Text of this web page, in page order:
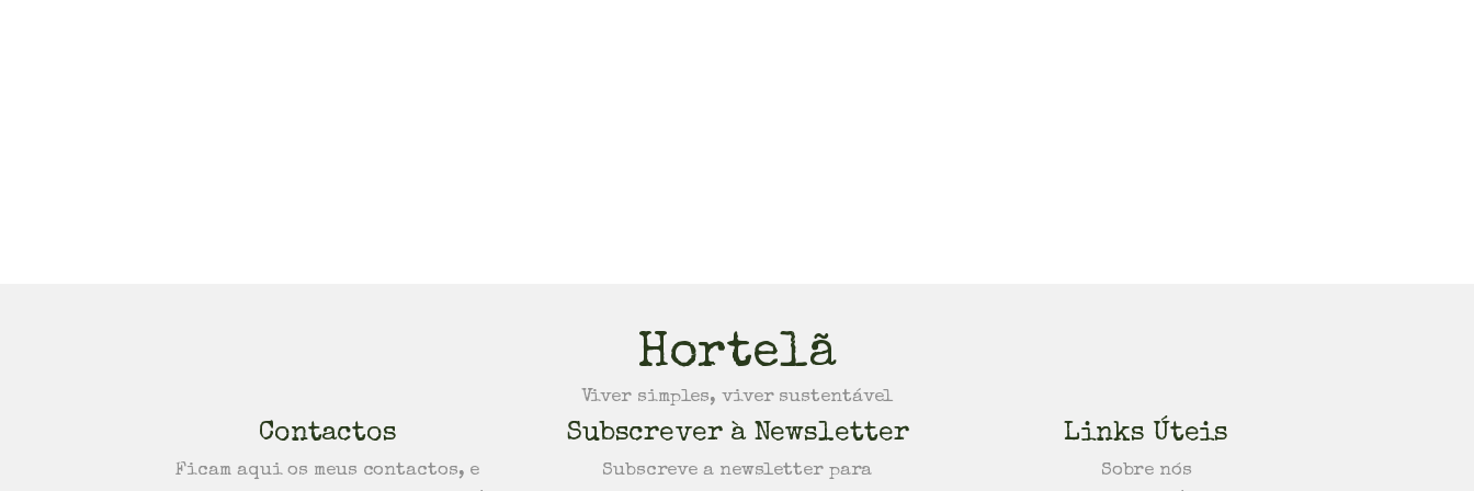
Hortelã
Viver simples, viver sustentável
Contactos
Ficam aqui os meus contactos, e
Subscrever à Newsletter
Subscreve a newsletter para
Links Úteis
Sobre nós